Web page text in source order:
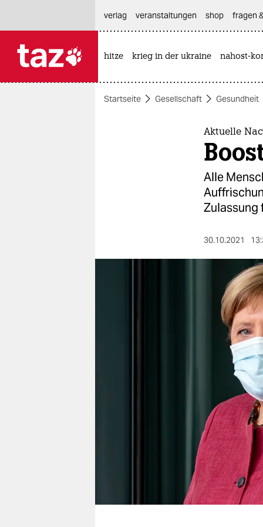
themen
genossenschaft
verlag
veranstaltungen shop fragen
hitze krieg in der ukraine nahost-
Startseite Gesellschaft Gesundheit
Aktuelle
Alle
Zulassung
30.10.2021